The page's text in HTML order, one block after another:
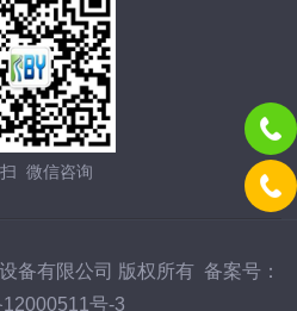
微信咨询
备有限公司 版权所有 备案号：
号-3